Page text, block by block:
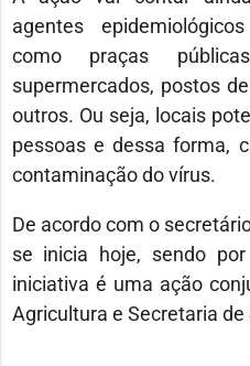
agentes
como praças
supermercados, postos
outros. Ou seja, locais
pessoas e dessa forma,
contaminação do vírus.
De acordo com o
se inicia hoje, sendo
iniciativa é uma ação
Agricultura e Secretaria de